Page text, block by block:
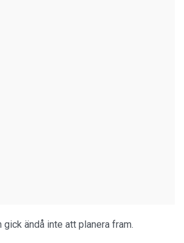
ändå inte att planera fram.